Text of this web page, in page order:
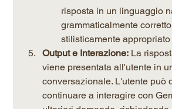
risposta in un linguaggio
grammaticalmente
stilisticamente appropriato
Output e Interazione: La
viene presentata all'utente in
conversazionale. L'utente può
continuare a interagire con